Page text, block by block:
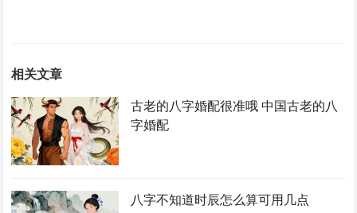
相关文章
古老的八字婚配很准哦 中国古老的八
字婚配
八字不知道时辰怎么算可用几点